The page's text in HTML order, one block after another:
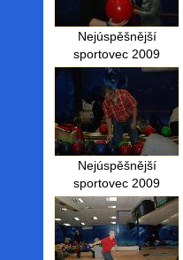
Nejúspěšnější
sportovec 2009
Nejúspěšnější
sportovec 2009